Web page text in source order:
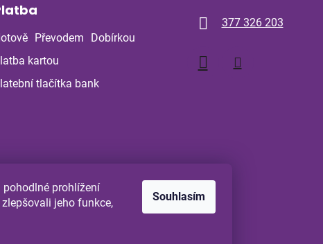
prohlížení
jeho funkce,
Souhlasím
Převodem
Dobírkou
kartou
tlačítka bank
377 326 203
Comgate.cz